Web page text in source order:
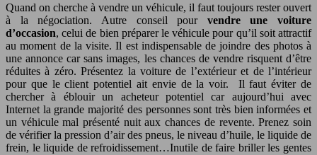
Quand on cherche à vendre un véhicule, il faut toujours rester ouvert
à la négociation. Autre conseil pour vendre une voiture
d’occasion, celui de bien préparer le véhicule pour qu’il soit attractif
au moment de la visite. Il est indispensable de joindre des photos à
une annonce car sans images, les chances de vendre risquent d’être
réduites à zéro. Présentez la voiture de l’extérieur et de l’intérieur
pour que le client potentiel ait envie de la voir. Il faut éviter de
chercher à éblouir un acheteur potentiel car aujourd’hui avec
Internet la grande majorité des personnes sont très bien informées et
un véhicule mal présenté nuit aux chances de revente. Prenez soin
de vérifier la pression d’air des pneus, le niveau d’huile, le liquide de
frein, le liquide de refroidissement…Inutile de faire briller les gentes